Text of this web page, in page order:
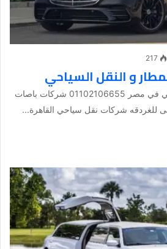
217
و النقل السياحي
افضل شركات نقل سياحي في مصر 01102106655 شركات باصات
للغردقه شركات نقل سياحي القاهرة...